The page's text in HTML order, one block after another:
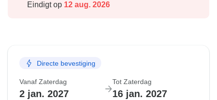
Eindigt op 12 aug. 2026
Directe bevestiging
Vanaf Zaterdag
2 jan. 2027
Tot Zaterdag
16 jan. 2027